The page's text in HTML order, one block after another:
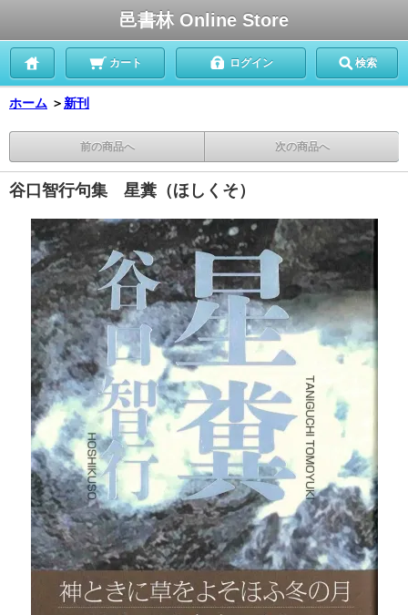
邑書林 Online Store
カート ログイン 検索
ホーム ＞ 新刊
前の商品へ 次の商品へ
谷口智行句集 星糞（ほしくそ）